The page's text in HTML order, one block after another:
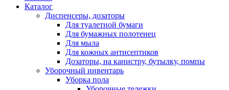
Каталог
Диспенсеры, дозаторы
Для туалетной бумаги
Для бумажных полотенец
Для мыла
Для кожных антисептиков
Дозаторы, на канистру, бутылку, помпы
Уборочный инвентарь
Уборка пола